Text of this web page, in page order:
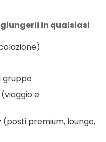
in qualsiasi
gruppo
e
premium, lounge,